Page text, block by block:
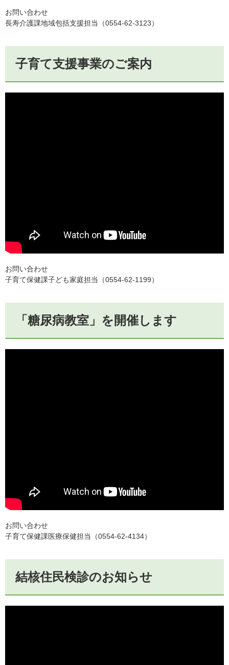
お問い合わせ
長寿介護課地域包括支援担当（0554-62-3123）
子育て支援事業のご案内
お問い合わせ
子育て保健課子ども家庭担当（0554-62-1199）
「糖尿病教室」を開催します
お問い合わせ
子育て保健課医療保健担当（0554-62-4134）
結核住民検診のお知らせ